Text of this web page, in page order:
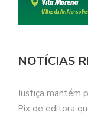
NOTÍCIAS
Justiça mantém
Pix de editora